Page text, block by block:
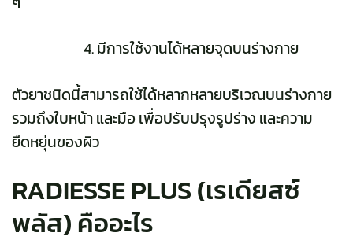
มีการใช้งานได้หลายจุดบนร่างกาย
ตัวยาชนิดนี้สามารถใช้ได้หลากหลายบริเวณบนร่างกาย
รวมถึงใบหน้า และมือ เพื่อปรับปรุงรูปร่าง และความ
ยืดหยุ่นของผิว
RADIESSE PLUS (เรเดียสซ์
พลัส) คืออะไร